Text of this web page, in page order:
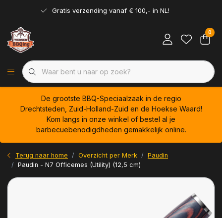
Gratis verzending vanaf € 100,- in NL!
0
De grootste BBQ-Speciaalzaak in de regio
Drechtsteden, Zuid-Holland-Zuid en de Hoekse Waard!
Kom langs in onze winkel of bestel al je
barbecuebenodigdheden gemakkelijk online.
Terug naar home Overzicht per Merk
Paudin
Paudin - N7 Officemes (Utility) (12,5 cm)